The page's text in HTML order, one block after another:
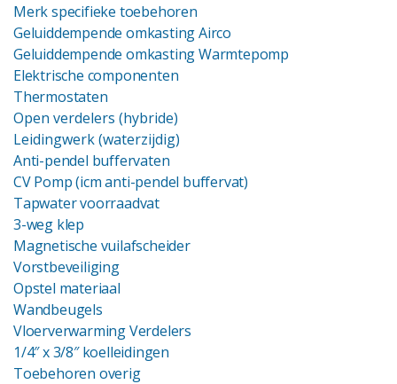
Merk specifieke toebehoren
Geluiddempende omkasting Airco
Geluiddempende omkasting Warmtepomp
Elektrische componenten
Thermostaten
Open verdelers (hybride)
Leidingwerk (waterzijdig)
Anti-pendel buffervaten
CV Pomp (icm anti-pendel buffervat)
Tapwater voorraadvat
3-weg klep
Magnetische vuilafscheider
Vorstbeveiliging
Opstel materiaal
Wandbeugels
Vloerverwarming Verdelers
1/4″ x 3/8″ koelleidingen
Toebehoren overig